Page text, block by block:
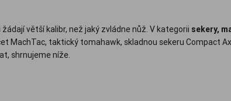
větší kalibr, než jaký zvládne nůž. V kategorii sekery,
MachTac, taktický tomahawk, skladnou sekeru Compact
shrnujeme níže.